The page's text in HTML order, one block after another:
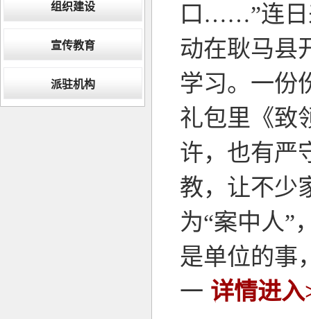
组织建设
宣传教育
派驻机构
口……”连日
动在耿马县
学习。一份
礼包里《致
许，也有严
教，让不少
为“案中人”
是单位的事
一 详情进入